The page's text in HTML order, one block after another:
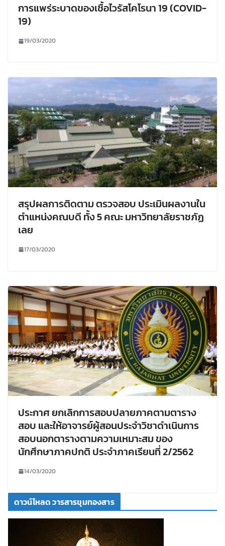
การแพร่ระบาดของเชื้อไวรัสโคโรนา 19 (COVID-
19)
19/03/2020
สรุปผลการติดตาม ตรวจสอบ ประเมินผลงานใน
ตำแหน่งคณบดี ทั้ง 5 คณะ มหาวิทยาลัยราชภัฏ
เลย
17/03/2020
ประกาศ ยกเลิกการสอบปลายภาคตามตาราง
สอบ และให้อาจารย์ผู้สอนประจำวิชาดำเนินการ
สอบนอกตารางตามความเหมาะสม ของ
นักศึกษาภาคปกติ ประจำภาคเรียนที่ 2/2562
14/03/2020
ดาวน์โหลด วารสารขุมทองสาร